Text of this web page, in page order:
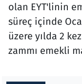
olan EYT'linin
süreç içinde
üzere yılda 2
zammı emekli